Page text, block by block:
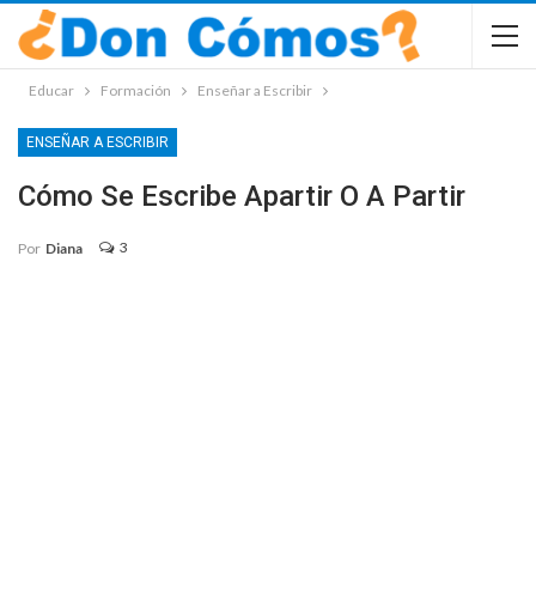
Educar Formación Enseñar a Escribir
ENSEÑAR A ESCRIBIR
Cómo Se Escribe Apartir O A Partir
Por Diana 3